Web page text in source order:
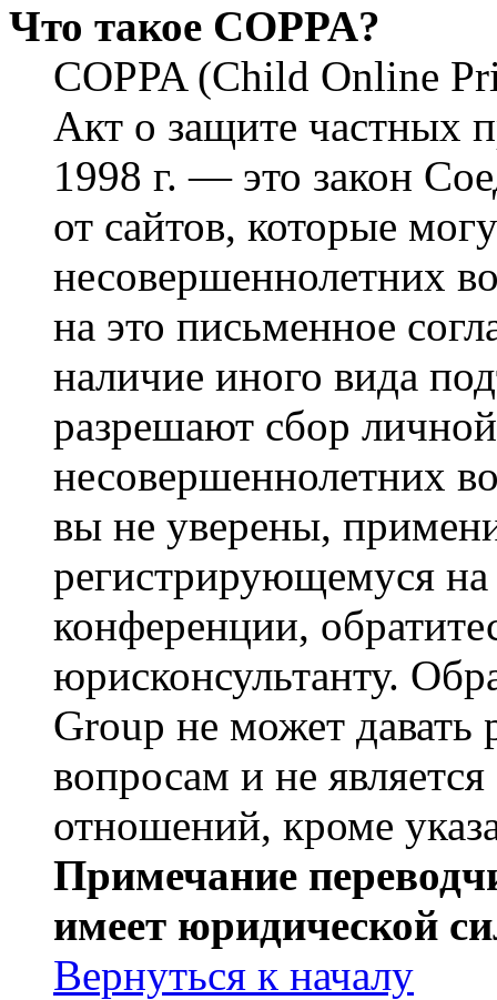
Что такое COPPA?
COPPA (Child Online
Акт о защите частных
1998 г. — это закон
от сайтов, которые
несовершеннолетних
на это письменное
наличие иного вида
разрешают сбор
несовершеннолетних
вы не уверены,
регистрирующемуся
конференции,
юрисконсультанту.
Group не может
вопросам и не
отношений, кроме
Примечание
имеет юридической
Вернуться к началу